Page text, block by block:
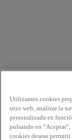
Utilizamos cookies
sitio web, analizar la
personalizada en
pulsando en
cookies deseas